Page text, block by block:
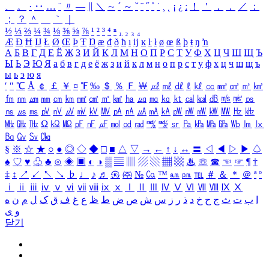
、
。 · ‥ … ¨ 〃 ― ＼ ∼ ´ ～ ˇ ˘ ˝ ˚ ˙ ¸ ¡ ¿ ː ！ ＇ ， ． ／
：
；
？ ＾ ｀
½ ⅓ ⅔ ¼ ¾ ⅛ ⅜ ⅝ ⅞ ¹ ² ³ ⁴ ⁿ ₁ ₂ ₃ ₄
Æ Ð Ħ Ĳ Ł Ø Œ Þ Ŧ Ŋ æ đ ð ħ ı ĳ ĸ ŀ ł ø œ ß þ ŧ ŋ ŉ
А Б В Г Д Е Ё Ж З И Й К Л М Н О П Р С Т У Ф Х Ц Ч Ш Щ Ъ
Ы Ь Э Ю Я а б в г д е ё ж з и й к л м н о п р с т у ф х ц ч ш щ ъ
ы ь э ю я
′ ″ ℃ Å ￠ ￡ ￥ ¤ ℉ ‰ ＄ ％ Ｆ ￦ ㎕ ㎖ ㎗ ℓ ㎘ ㏄ ㎣ ㎤ ㎥ ㎦
㎙ ㎚ ㎛ ㎜ ㎝ ㎞ ㎟ ㎠ ㎡ ㎢ ㏊ ㎍ ㎎ ㎏ ㏏ ㎈ ㎉ ㏈ ㎧ ㎨ ㎰
㎱ ㎲ ㎳ ㎴ ㎵ ㎶ ㎷ ㎸ ㎹ ㎀ ㎁ ㎂ ㎃ ㎄ ㎺ ㎻ ㎽ ㎾ ㎿ ㎐ ㎑
㎒ ㎓ ㎔ Ω ㏀ ㏁ ㎊ ㎋ ㎌ ㏖ ㏅ ㎭ ㎮ ㎯ ㏛ ㎩ ㎪ ㎫ ㎬ ㏝ ㏐
㏓
㏃ ㏉ ㏜ ㏆
§ ※ ☆ ★ ○ ● ◎ ◇ ◆ □ ■ △ ▽ → ← ↑ ↓ ↔ 〓 ◁ ◀ ▷ ▶ ♤
♠ ♡ ♥ ♧ ♣ ⊙ ◈ ▣ ◐ ◑ ▒ ▤ ▨ ▧ ▦ ▩ ♨ ☏ ☎ ☜ ☞ ¶ †
‡ ↕ ↗ ↙ ↖ ↘ ♭ ♩ ♪ ♬ ㉿ ㈜ № ㏇ ™ ㏂ ㏘ ℡ ＃ ＆ ＊ ＠ ª º
ⅰ
ⅱ ⅲ ⅳ ⅴ ⅵ ⅶ ⅷ ⅸ ⅹ Ⅳ Ⅴ Ⅵ Ⅶ Ⅷ Ⅸ Ⅹ
ب ت ث ج ح خ د ذ ر ز س ش ص ض ط ظ ع غ ف ق ک ل م ن ه
و ی
닫기